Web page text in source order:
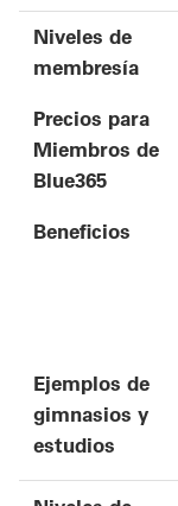
Niveles de
membresía
Precios para
Miembros de
Blue365
Beneficios
Ejemplos de
gimnasios y
estudios